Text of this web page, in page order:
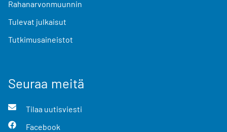
Rahanarvonmuunnin
Tulevat julkaisut
Tutkimusaineistot
Seuraa meitä
Tilaa uutisviesti
Facebook